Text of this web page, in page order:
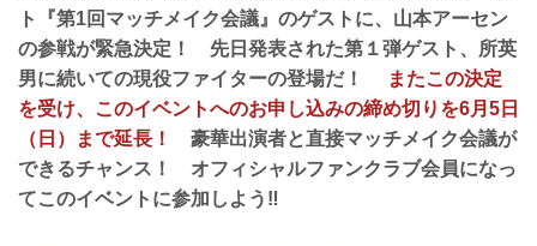
ト『第1回マッチメイク会議』のゲストに、山本アーセン
の参戦が緊急決定！ 先日発表された第１弾ゲスト、所英
男に続いての現役ファイターの登場だ！
またこの決定
を受け、このイベントへのお申し込みの締め切りを6月5日
（日）まで延長！
豪華出演者と直接マッチメイク会議が
できるチャンス！ オフィシャルファンクラブ会員になっ
てこのイベントに参加しよう‼︎